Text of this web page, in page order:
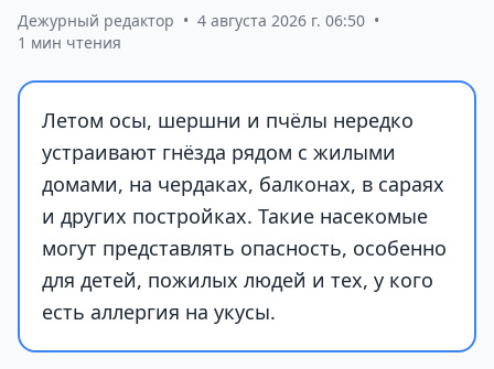
Дежурный редактор • 4 августа 2026 г. 06:50 •
1 мин чтения
Летом осы, шершни и пчёлы нередко
устраивают гнёзда рядом с жилыми
домами, на чердаках, балконах, в сараях
и других постройках. Такие насекомые
могут представлять опасность, особенно
для детей, пожилых людей и тех, у кого
есть аллергия на укусы.